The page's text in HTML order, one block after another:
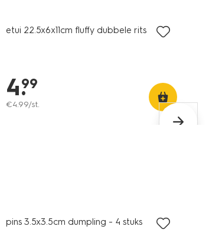
etui 22.5x6x11cm fluffy dubbele rits
4.
99
€4.99/st.
pins 3.5x3.5cm dumpling - 4 stuks